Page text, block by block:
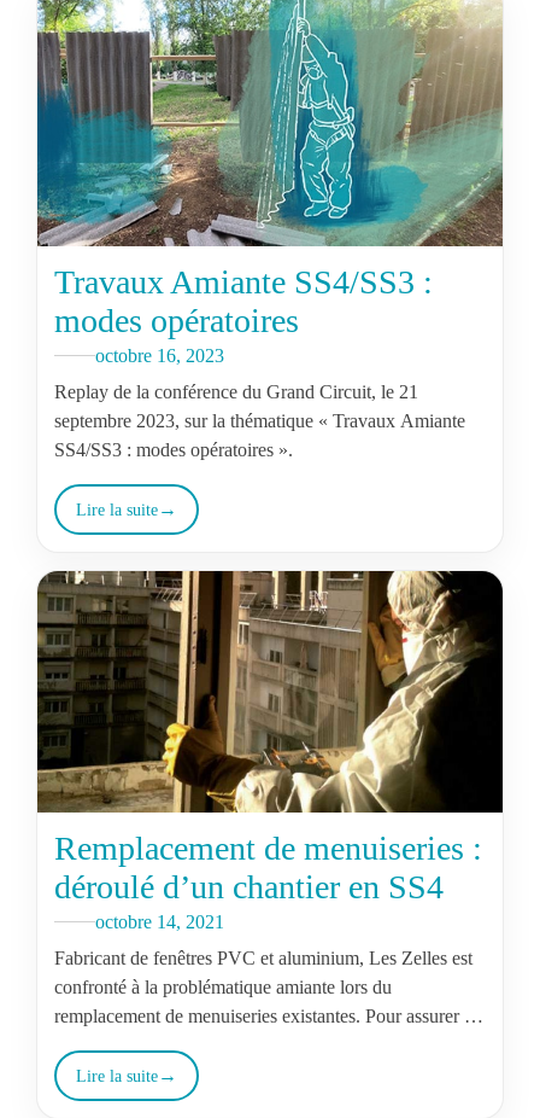
Travaux Amiante SS4/SS3 :
modes opératoires
octobre 16, 2023
Replay de la conférence du Grand Circuit, le 21
septembre 2023, sur la thématique « Travaux Amiante
SS4/SS3 : modes opératoires ».
Lire la suite
Remplacement de menuiseries :
déroulé d’un chantier en SS4
octobre 14, 2021
Fabricant de fenêtres PVC et aluminium, Les Zelles est
confronté à la problématique amiante lors du
remplacement de menuiseries existantes. Pour assurer à
Lire la suite